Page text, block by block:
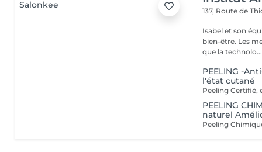
137, Route de
Isabel et son
bien-être. Les meilleures marques esthétiques et cosmétiques ainsi
que la technolo...
PEELING -
l'état cutané
PEELING
naturel